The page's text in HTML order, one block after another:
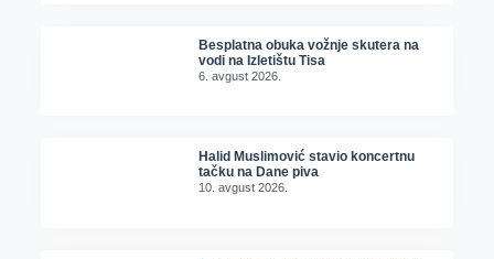
Besplatna obuka vožnje skutera na
vodi na Izletištu Tisa
6. avgust 2026.
Halid Muslimović stavio koncertnu
tačku na Dane piva
10. avgust 2026.